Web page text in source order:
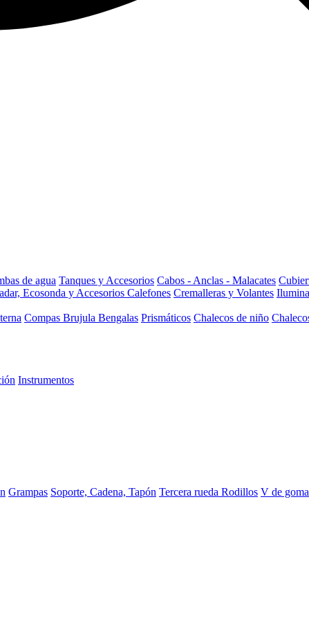
de agua Tanques y Accesorios Cabos - Anclas - Malacates
Ecosonda y Accesorios Calefones Cremalleras y Volantes
Compas Brujula Bengalas Prismáticos Chalecos de niño
Instrumentos
Grampas Soporte, Cadena, Tapón Tercera rueda Rodillos V de goma